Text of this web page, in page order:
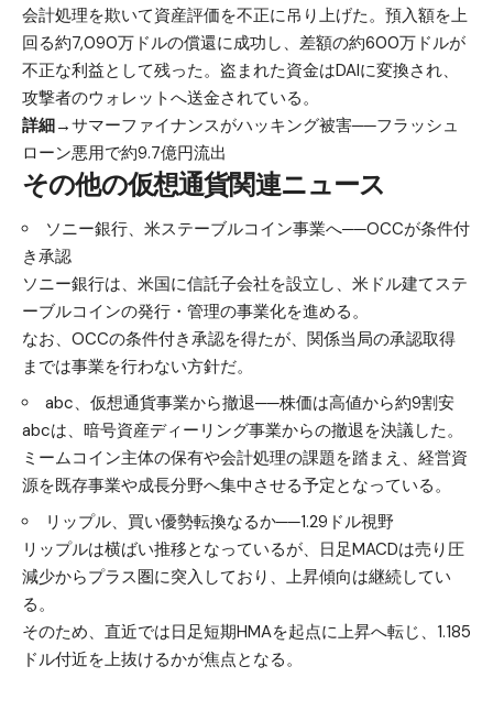
会計処理を欺いて資産評価を不正に吊り上げた。預入額を上
回る約7,090万ドルの償還に成功し、差額の約600万ドルが
不正な利益として残った。盗まれた資金はDAIに変換され、
攻撃者のウォレットへ送金されている。
詳細→サマーファイナンスがハッキング被害──フラッシュ
ローン悪用で約9.7億円流出
その他の仮想通貨関連ニュース
ソニー銀行、米ステーブルコイン事業へ──OCCが条件付
き承認
ソニー銀行は、米国に信託子会社を設立し、米ドル建てステ
ーブルコインの発行・管理の事業化を進める。
なお、OCCの条件付き承認を得たが、関係当局の承認取得
までは事業を行わない方針だ。
abc、仮想通貨事業から撤退──株価は高値から約9割安
abcは、暗号資産ディーリング事業からの撤退を決議した。
ミームコイン主体の保有や会計処理の課題を踏まえ、経営資
源を既存事業や成長分野へ集中させる予定となっている。
リップル、買い優勢転換なるか──1.29ドル視野
リップルは横ばい推移となっているが、日足MACDは売り圧
減少からプラス圏に突入しており、上昇傾向は継続してい
る。
そのため、直近では日足短期HMAを起点に上昇へ転じ、1.185
ドル付近を上抜けるかが焦点となる。